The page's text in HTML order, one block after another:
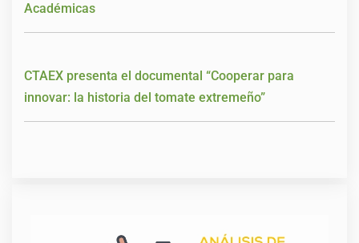
Académicas
CTAEX presenta el documental “Cooperar para
innovar: la historia del tomate extremeño”